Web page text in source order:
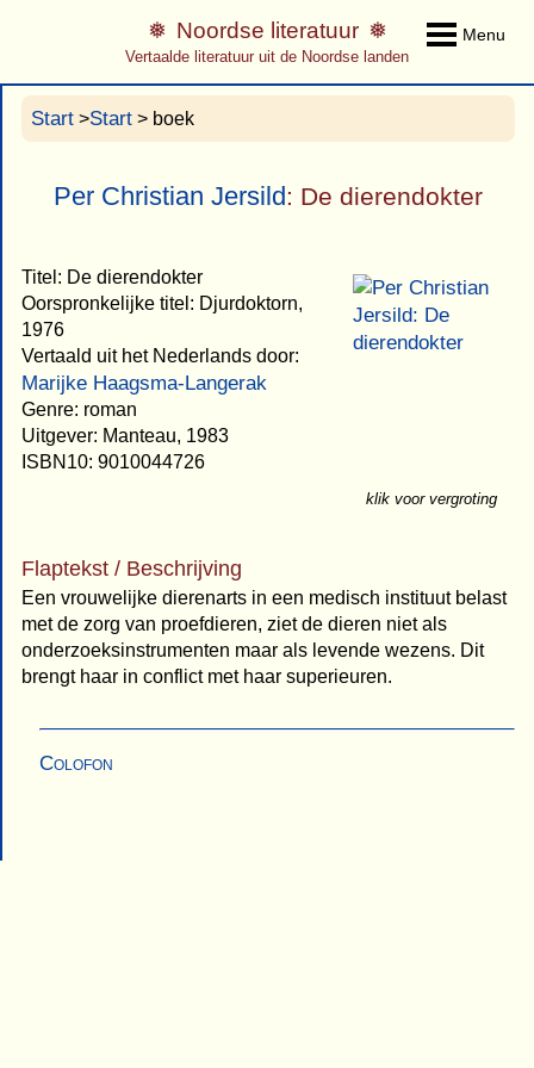
Menu
Noordse literatuur
Vertaalde literatuur uit de Noordse landen
Start >Start > boek
Per Christian Jersild: De dierendokter
klik voor vergroting
Titel: De dierendokter
Oorspronkelijke titel: Djurdoktorn,
1976
Vertaald uit het Nederlands door:
Marijke Haagsma-Langerak
Genre: roman
Uitgever: Manteau, 1983
ISBN10: 9010044726
Flaptekst / Beschrijving
Een vrouwelijke dierenarts in een medisch instituut belast
met de zorg van proefdieren, ziet de dieren niet als
onderzoeksinstrumenten maar als levende wezens. Dit
brengt haar in conflict met haar superieuren.
Colofon